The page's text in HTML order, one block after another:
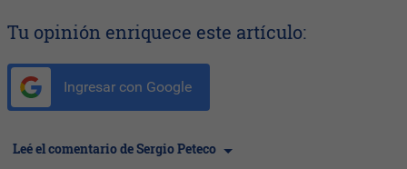
Tu opinión enriquece este artículo:
Ingresar con Google
Leé el comentario de Sergio Peteco